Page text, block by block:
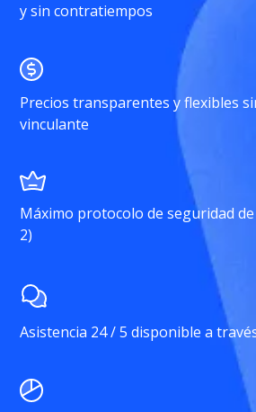
y sin contratiempos
Precios transparentes y flexibles
vinculante
Máximo protocolo de seguridad
2)
Asistencia 24 / 5 disponible a